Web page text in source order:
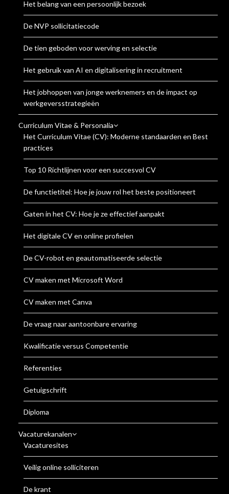
Het belang van een persoonlijk bezoek
De NVP sollicitatiecode
De tien geboden voor werving en selectie
Het gebruik van AI en digitalisering in recruitment
Het jobhoppen van jonge werknemers en de impact op
werkgeversstrategieën
Curriculum Vitae & Personalia
Het Curriculum Vitae (CV): Moderne standaarden en Best
practices
Top 10 Richtlijnen voor een succesvol CV
De functietitel: Hoe je jouw rol het beste positioneert
Gaten in het CV: Hoe je ze effectief aanpakt
Het digitale CV en online profielen
De CV-robot en geautomatiseerde selectie
CV maken met Microsoft Word
CV maken met Canva
De vraag naar aantoonbare ervaring
Kwalificatie versus Competentie
Referenties
Getuigschrift
Diploma
Vacaturekanalen
Vacaturesites
Veilig online solliciteren
De krant